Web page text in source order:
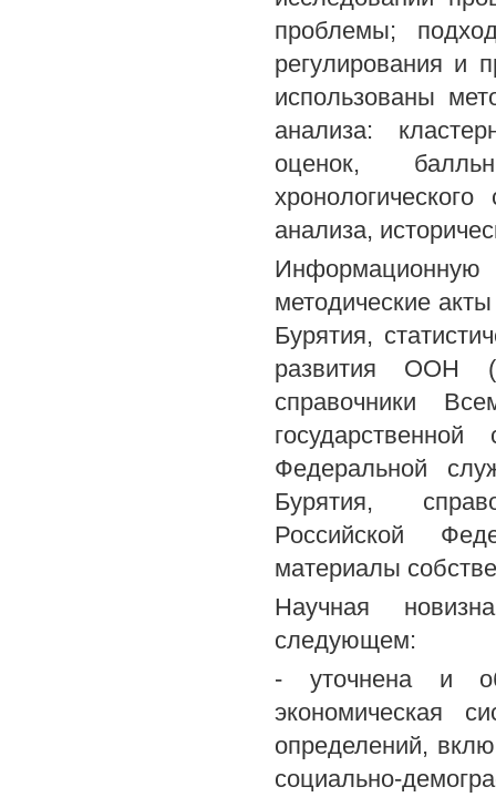
проблемы;
регулирования и
использованы
анализа:
оценок,
анализа,
методические
Бурятия,
развития ООН
справочники
государственной
Федеральной
Бурятия,
Российской
материалы
Научная
следующем:
- уточнена и
экономическая
определений,
социально-